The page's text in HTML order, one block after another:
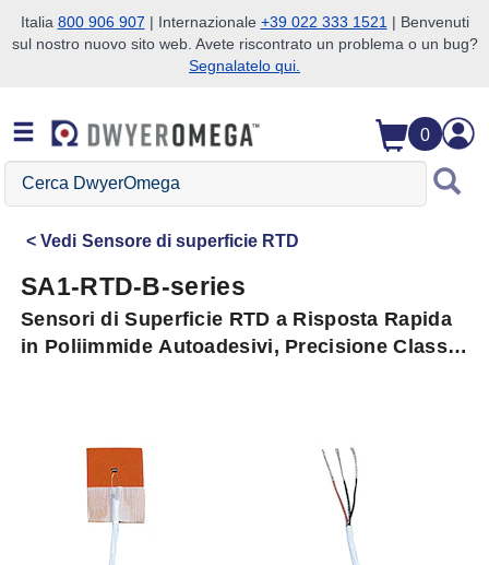
Salta alla ricerca
Salta al contenuto principale
Salta alla navigazione
Italia 800 906 907 | Internazionale +39 022 333 1521 | Benvenuti
sul nostro nuovo sito web. Avete riscontrato un problema o un bug?
Segnalatelo qui.
0
Cerca
DwyerOmega
Vedi Sensore di superficie RTD
SA1-RTD-B-series
Sensori di Superficie RTD a Risposta Rapida
in Poliimmide Autoadesivi, Precisione Classe